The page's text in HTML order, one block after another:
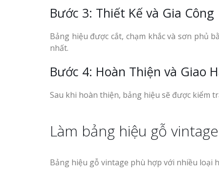
Bước 3: Thiết Kế và Gia Công
Bảng hiệu được cắt, chạm khắc và sơn phủ
nhất.
Bước 4: Hoàn Thiện và Giao
Sau khi hoàn thiện, bảng hiệu sẽ được kiểm
Làm bảng hiệu gỗ
Bảng hiệu gỗ vintage phù hợp với nhiều loại
handmade cổ điển
Làm bảng hiệu gỗ tại
Bảng Hiệu
Vinh Thu Hút Mọi Ánh